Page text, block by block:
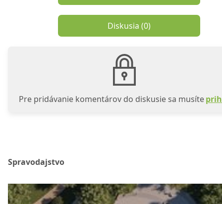
Diskusia (0)
Pre pridávanie komentárov do diskusie sa musíte
Spravodajstvo